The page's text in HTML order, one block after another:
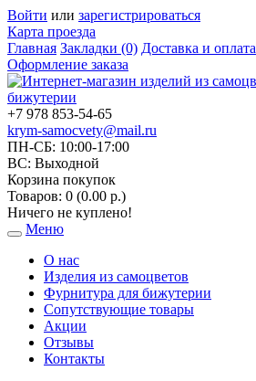
Войти или зарегистрироваться
Карта проезда
Главная Закладки (0) Доставка и оплата
Оформление заказа
+7 978 853-54-65
krym-samocvety@mail.ru
ПН-СБ: 10:00-17:00
ВС: Выходной
Корзина покупок
Товаров: 0 (0.00 р.)
Ничего не куплено!
Toggle
navigation
Меню
О нас
Изделия из самоцветов
Фурнитура для бижутерии
Сопутствующие товары
Акции
Отзывы
Контакты